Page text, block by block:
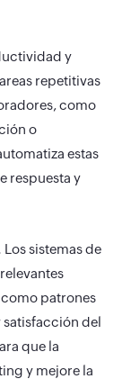
y
repetitivas
como
o
estas
respuesta y
Los sistemas de
patrones
del
que la
y mejore la